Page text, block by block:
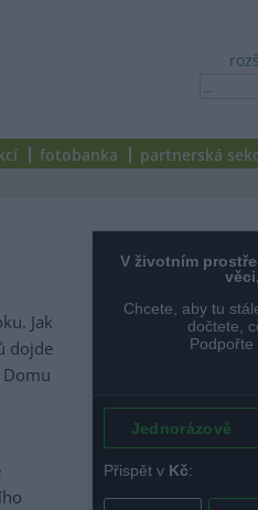
fotobanka partnerská
Jak
dojde